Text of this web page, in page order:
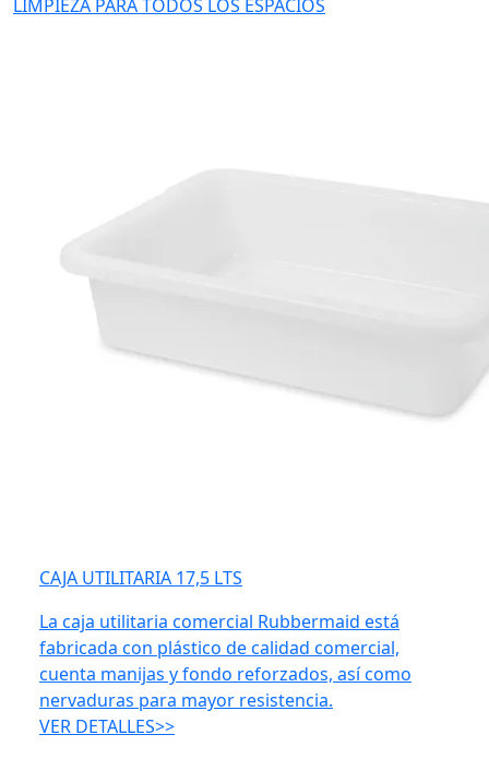
LIMPIEZA PARA TODOS LOS ESPACIOS
CAJA UTILITARIA 17,5 LTS
La caja utilitaria comercial Rubbermaid está
fabricada con plástico de calidad comercial,
cuenta manijas y fondo reforzados, así como
nervaduras para mayor resistencia.
VER DETALLES>>